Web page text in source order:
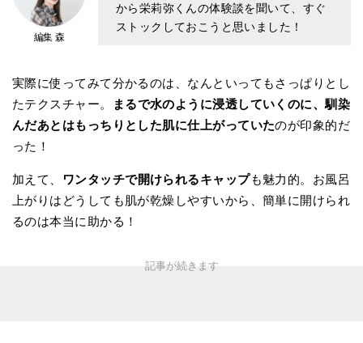
編集 森
から栄莉弥くんの体験談を聞いて、すぐ
ストックしておこうと思いました！
実際に使ってみて分かるのは、なんといってもさっぱりとし
たテクスチャー。
まるで水のように浸透していくのに、馴染
んだあとはもっちりとした肌に仕上がっていたのが印象的だ
った！
加えて、 ワンタッチで開けられるキャップも魅力的。お風呂
上がりはどうしても肌が乾燥しやすいから、簡単に開けられ
るのは本当に助かる！